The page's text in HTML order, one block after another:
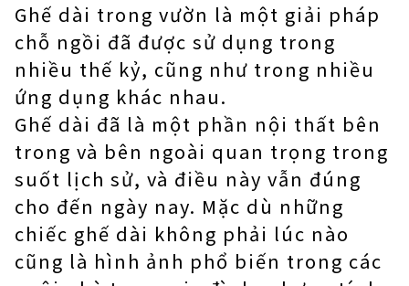
Ghế dài trong vườn là một giải pháp
chỗ ngồi đã được sử dụng trong
nhiều thế kỷ, cũng như trong nhiều
ứng dụng khác nhau.
Ghế dài đã là một phần nội thất bên
trong và bên ngoài quan trọng trong
suốt lịch sử, và điều này vẫn đúng
cho đến ngày nay. Mặc dù những
chiếc ghế dài không phải lúc nào
cũng là hình ảnh phổ biến trong các